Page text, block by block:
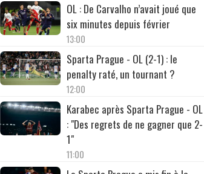
OL : De Carvalho n’avait joué que
six minutes depuis février
13:00
Sparta Prague - OL (2-1) : le
penalty raté, un tournant ?
12:00
Karabec après Sparta Prague - OL
: "Des regrets de ne gagner que 2-
1"
11:00